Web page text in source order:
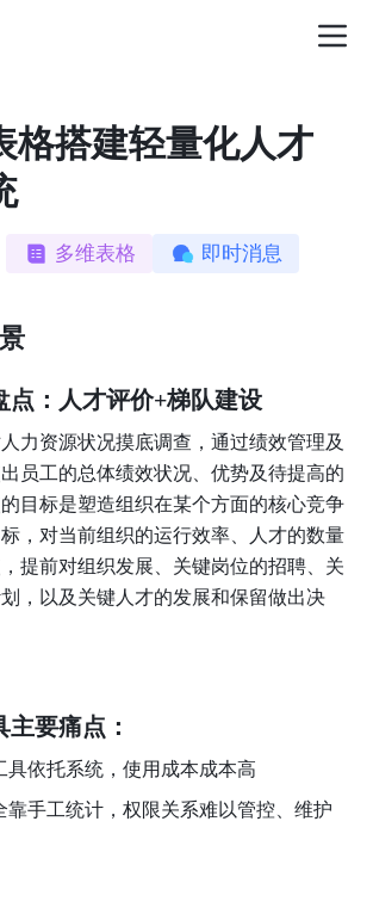
格搭建轻量化人才
多维表格 即时消息
点：人才评价+梯队建设
力资源状况摸底调查，通过绩效管理及
员工的总体绩效状况、优势及待提高的
目标是塑造组织在某个方面的核心竞争
，对当前组织的运行效率、人才的数量
提前对组织发展、关键岗位的招聘、关
，以及关键人才的发展和保留做出决
主要痛点：
具依托系统，使用成本成本高
靠手工统计，权限关系难以管控、维护